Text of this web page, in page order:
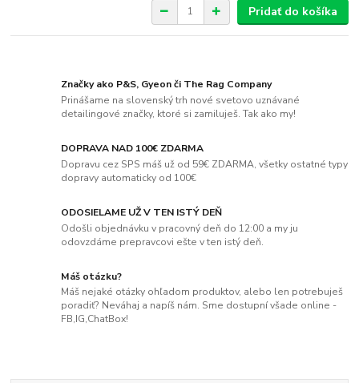
Pridať do košíka
Značky ako P&S, Gyeon či The Rag Company
Prinášame na slovenský trh nové svetovo uznávané
detailingové značky, ktoré si zamiluješ. Tak ako my!
DOPRAVA NAD 100€ ZDARMA
Dopravu cez SPS máš už od 59€ ZDARMA, všetky ostatné typy
dopravy automaticky od 100€
ODOSIELAME UŽ V TEN ISTÝ DEŇ
Odošli objednávku v pracovný deň do 12:00 a my ju
odovzdáme prepravcovi ešte v ten istý deň.
Máš otázku?
Máš nejaké otázky ohľadom produktov, alebo len potrebuješ
poradiť? Neváhaj a napíš nám. Sme dostupní všade online -
FB,IG,ChatBox!